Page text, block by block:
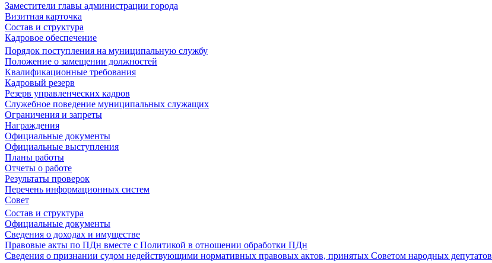
Заместители главы администрации города
Визитная карточка
Состав и структура
Кадровое обеспечение
Порядок поступления на муниципальную службу
Положение о замещении должностей
Квалификационные требования
Кадровый резерв
Резерв управленческих кадров
Служебное поведение муниципальных служащих
Ограничения и запреты
Награждения
Официальные документы
Официальные выступления
Планы работы
Отчеты о работе
Результаты проверок
Перечень информационных систем
Совет
Состав и структура
Официальные документы
Сведения о доходах и имуществе
Правовые акты по ПДн вместе с Политикой в отношении обработки ПДн
Сведения о признании судом недействующими нормативных правовых актов, принятых Советом народных депутатов